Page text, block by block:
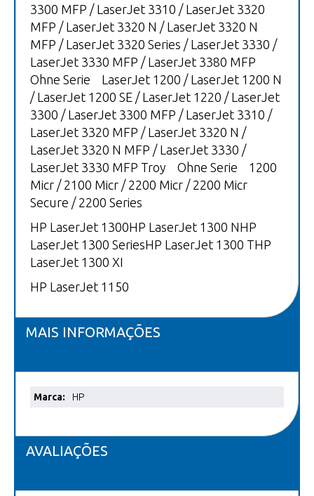
3300 MFP / LaserJet 3310 / LaserJet 3320
MFP / LaserJet 3320 N / LaserJet 3320 N
MFP / LaserJet 3320 Series / LaserJet 3330 /
LaserJet 3330 MFP / LaserJet 3380 MFP
Ohne Serie LaserJet 1200 / LaserJet 1200 N
/ LaserJet 1200 SE / LaserJet 1220 / LaserJet
3300 / LaserJet 3300 MFP / LaserJet 3310 /
LaserJet 3320 MFP / LaserJet 3320 N /
LaserJet 3320 N MFP / LaserJet 3330 /
LaserJet 3330 MFP Troy Ohne Serie 1200
Micr / 2100 Micr / 2200 Micr / 2200 Micr
Secure / 2200 Series
HP LaserJet 1300HP LaserJet 1300 NHP
LaserJet 1300 SeriesHP LaserJet 1300 THP
LaserJet 1300 XI
HP LaserJet 1150
MAIS INFORMAÇÕES
Mais
HP
AVALIAÇÕES